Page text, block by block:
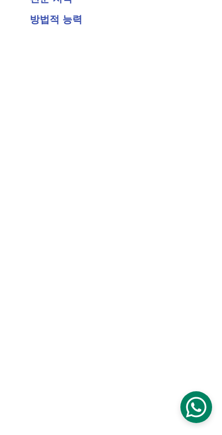
방법적 능력